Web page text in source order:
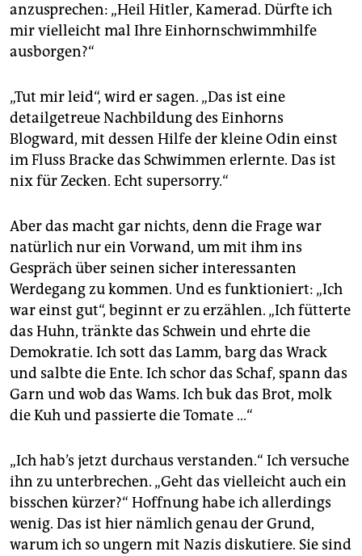
anzusprechen: „Heil Hitler, Kamerad. Dürfte ich
mir vielleicht mal Ihre Einhornschwimmhilfe
ausborgen?“
„Tut mir leid“, wird er sagen. „Das ist eine
detailgetreue Nachbildung des Einhorns
Blogward, mit dessen Hilfe der kleine Odin einst
im Fluss Bracke das Schwimmen erlernte. Das ist
nix für Zecken. Echt supersorry.“
Aber das macht gar nichts, denn die Frage war
natürlich nur ein Vorwand, um mit ihm ins
Gespräch über seinen sicher interessanten
Werdegang zu kommen. Und es funktioniert: „Ich
war einst gut“, beginnt er zu erzählen. „Ich fütterte
das Huhn, tränkte das Schwein und ehrte die
Demokratie. Ich sott das Lamm, barg das Wrack
und salbte die Ente. Ich schor das Schaf, spann das
Garn und wob das Wams. Ich buk das Brot, molk
die Kuh und passierte die Tomate …“
„Ich hab’s jetzt durchaus verstanden.“ Ich versuche
ihn zu unterbrechen. „Geht das vielleicht auch ein
bisschen kürzer?“ Hoffnung habe ich allerdings
wenig. Das ist hier nämlich genau der Grund,
warum ich so ungern mit Nazis diskutiere. Sie sind